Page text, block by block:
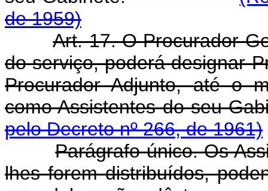
de 1959)
Art. 17. O Procurador
do serviço, poderá designar
Procurador Adjunto, até o
como Assistentes
pelo Decreto nº 266, de 1961)
Parágrafo único. Os
lhes forem distribuídos,